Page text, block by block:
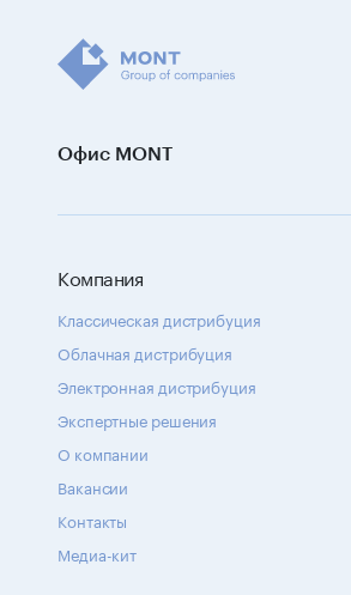
Офис MONT
Компания
Классическая дистрибуция
Облачная дистрибуция
Электронная дистрибуция
Экспертные решения
О компании
Вакансии
Контакты
Медиа-кит